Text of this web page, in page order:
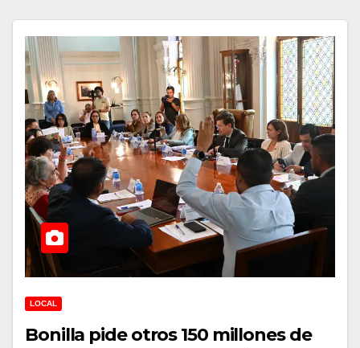
LOCAL
Bonilla pide otros 150 millones de